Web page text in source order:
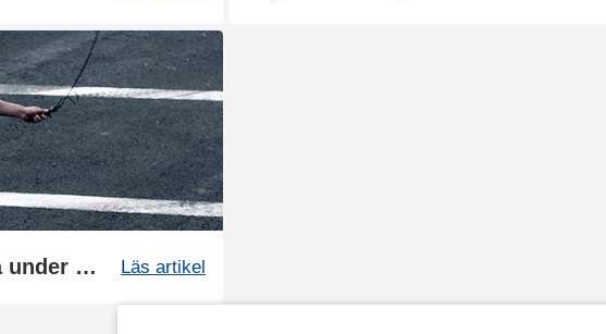
Vässa sommarformen - Styrka under deff Läs artikel